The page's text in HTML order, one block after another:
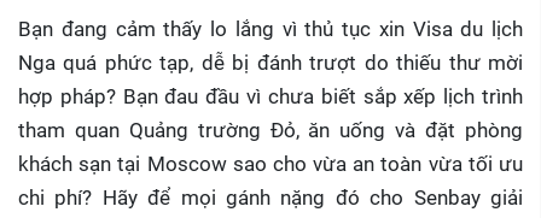
Bạn đang cảm thấy lo lắng vì thủ tục xin Visa du lịch
Nga quá phức tạp, dễ bị đánh trượt do thiếu thư mời
hợp pháp? Bạn đau đầu vì chưa biết sắp xếp lịch trình
tham quan Quảng trường Đỏ, ăn uống và đặt phòng
khách sạn tại Moscow sao cho vừa an toàn vừa tối ưu
chi phí? Hãy để mọi gánh nặng đó cho Senbay giải